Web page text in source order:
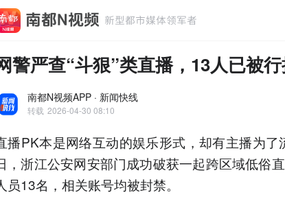
警严查“斗狠”类直播，13人已被
南都N视频APP · 新闻快线
转载 2026-04-30 08:10
播PK本是网络互动的娱乐形式，却有主播为了
，浙江公安网安部门成功破获一起跨区域低俗
员13名，相关账号均被封禁。